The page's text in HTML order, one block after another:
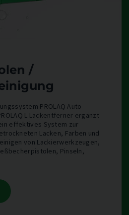
/
PROLAQ Auto
L Lackentferner ergänzt
effektives System zur
Lacken, Farben und
von Lackierwerkzeugen,
Pinseln,